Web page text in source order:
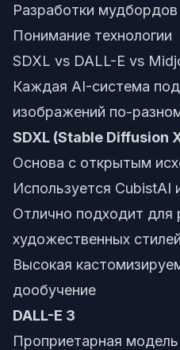
Разработки мудбордов
Понимание технологии
SDXL vs DALL-E vs
Каждая AI-система
изображений по-
SDXL (Stable Diffusion
Основа с открытым
Используется CubistAI
Отлично подходит для
художественных стилей
Высокая
дообучение
DALL-E 3
Проприетарная